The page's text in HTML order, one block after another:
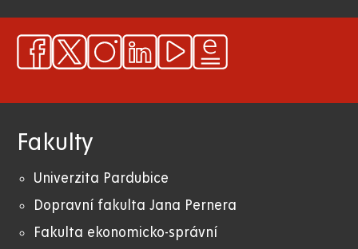
Fakulty
Univerzita Pardubice
Dopravní fakulta Jana Pernera
Fakulta ekonomicko-správní